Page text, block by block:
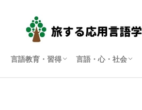
言語教育・習得 言語・心・社会